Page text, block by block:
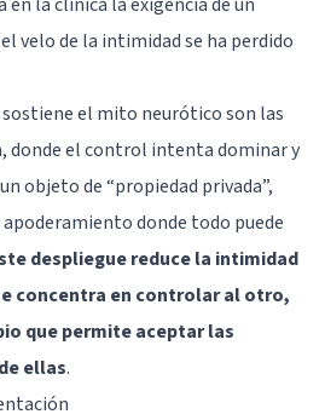
velo de la intimidad se ha perdido
el mito neurótico son las
donde el control intenta dominar y
objeto de “propiedad privada”,
donde todo puede
despliegue reduce la intimidad
concentra en controlar al otro,
que permite aceptar las
ellas.